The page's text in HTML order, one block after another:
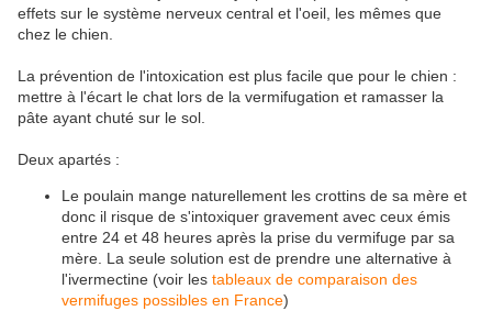
effets sur le système nerveux central et l'oeil, les mêmes que
chez le chien.
La prévention de l'intoxication est plus facile que pour le chien :
mettre à l'écart le chat lors de la vermifugation et ramasser la
pâte ayant chuté sur le sol.
Deux apartés :
Le poulain mange naturellement les crottins de sa mère et
donc il risque de s'intoxiquer gravement avec ceux émis
entre 24 et 48 heures après la prise du vermifuge par sa
mère. La seule solution est de prendre une alternative à
l'ivermectine (voir les tableaux de comparaison des
vermifuges possibles en France)